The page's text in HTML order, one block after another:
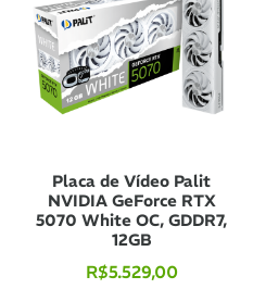
Placa de Vídeo Palit
NVIDIA GeForce RTX
5070 White OC, GDDR7,
12GB
R$5.529,00